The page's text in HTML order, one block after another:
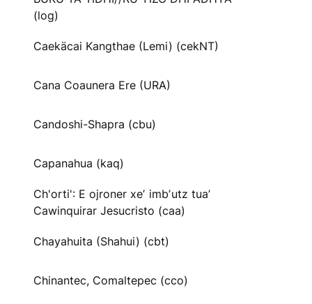
(log)
Caekäcai Kangthae (Lemi) (cekNT)
Cana Coaunera Ere (URA)
Candoshi-Shapra (cbu)
Capanahua (kaq)
Ch'orti': E ojroner xeʼ imbʼutz tuaʼ
Cawinquirar Jesucristo (caa)
Chayahuita (Shahui) (cbt)
Chinantec, Comaltepec (cco)